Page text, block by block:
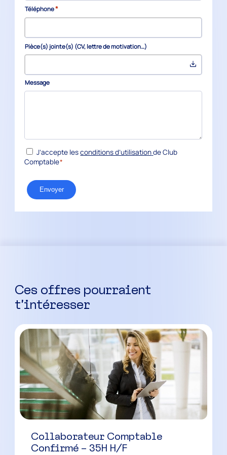
Téléphone*
Pièce(s) jointe(s) (CV, lettre de motivation…)
Message
RGPD*
J’accepte lesconditions d’utilisationde Club
Comptable*
Envoyer
Ces offres pourraient
t’intéresser
Collaborateur Comptable
Confirmé – 35H H/F